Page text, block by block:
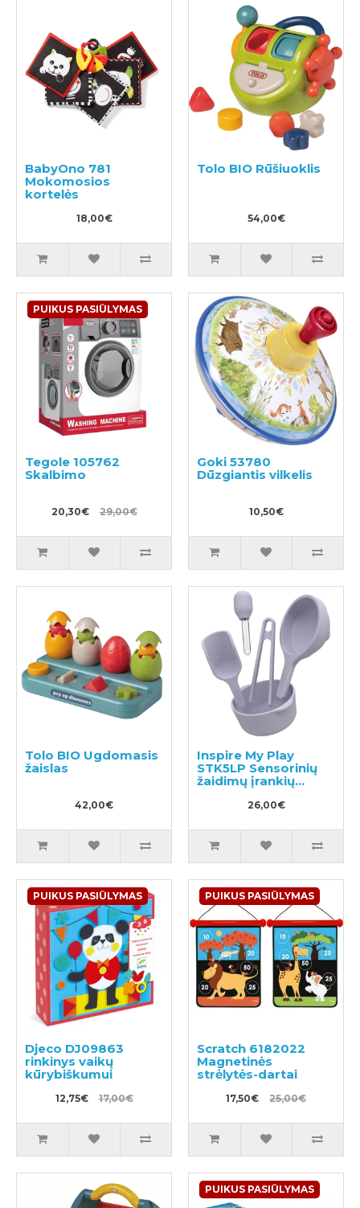
BabyOno 781
Mokomosios
kortelės
18,00€
Tolo BIO Rūšiuoklis
54,00€
PUIKUS PASIŪLYMAS
Tegole 105762
Skalbimo
20,30€ 29,00€
Goki 53780
Dūzgiantis vilkelis
10,50€
Tolo BIO Ugdomasis
žaislas
42,00€
Inspire My Play
STK5LP Sensorinių
žaidimų įrankių
rinkinys
26,00€
PUIKUS PASIŪLYMAS
Djeco DJ09863
rinkinys vaikų
kūrybiškumui
12,75€ 17,00€
PUIKUS PASIŪLYMAS
Scratch 6182022
Magnetinės
strėlytės-dartai
17,50€ 25,00€
PUIKUS PASIŪLYMAS